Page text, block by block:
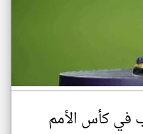
عرب في كأس الأمم